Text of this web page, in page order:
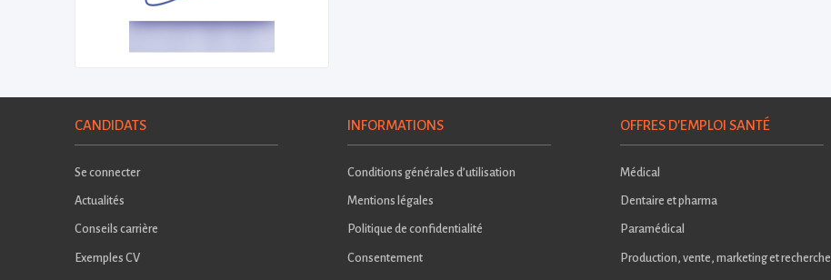
CANDIDATS
Se connecter
Actualités
Conseils carrière
Exemples CV
INFORMATIONS
Conditions générales d’utilisation
Mentions légales
Politique de confidentialité
Consentement
OFFRES D'EMPLOI SANTÉ
Médical
Dentaire et pharma
Paramédical
Production, vente, marketing et recherche